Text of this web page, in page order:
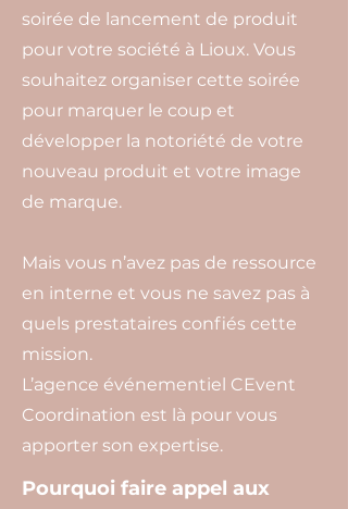
soirée de lancement de produit
pour votre société à Lioux. Vous
souhaitez organiser cette soirée
pour marquer le coup et
développer la notoriété de votre
nouveau produit et votre image
de marque.
Mais vous n’avez pas de ressource
en interne et vous ne savez pas à
quels prestataires confiés cette
mission.
L’agence événementiel CEvent
Coordination est là pour vous
apporter son expertise.
Pourquoi faire appel aux